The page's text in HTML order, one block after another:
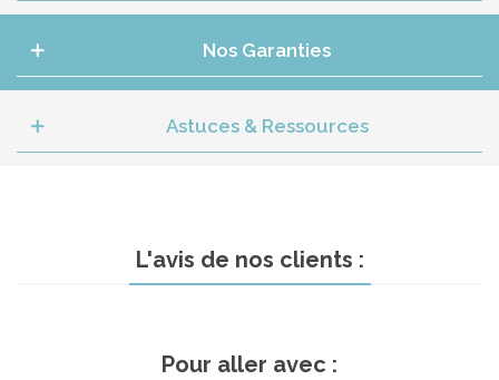
Nos Garanties
Astuces & Ressources
L'avis de nos clients :
Pour aller avec :